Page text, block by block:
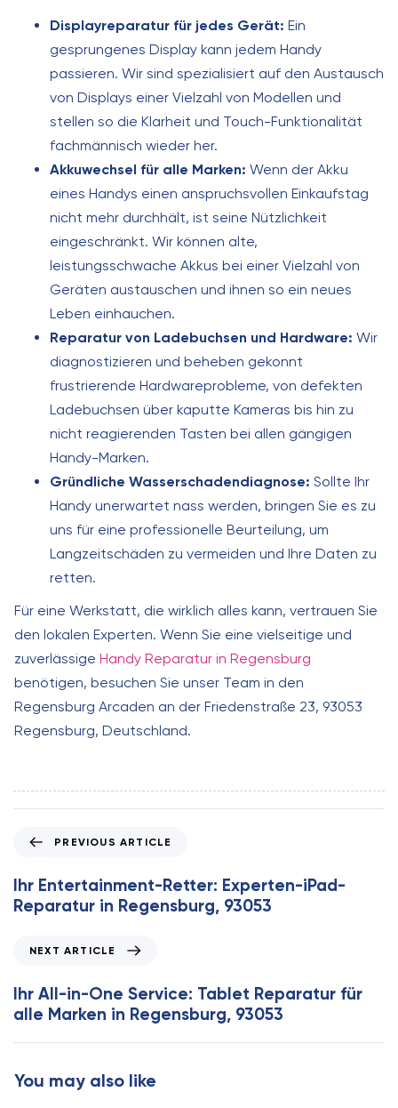
Displayreparatur für jedes Gerät: Ein
gesprungenes Display kann jedem Handy
passieren. Wir sind spezialisiert auf den Austausch
von Displays einer Vielzahl von Modellen und
stellen so die Klarheit und Touch-Funktionalität
fachmännisch wieder her.
Akkuwechsel für alle Marken: Wenn der Akku
eines Handys einen anspruchsvollen Einkaufstag
nicht mehr durchhält, ist seine Nützlichkeit
eingeschränkt. Wir können alte,
leistungsschwache Akkus bei einer Vielzahl von
Geräten austauschen und ihnen so ein neues
Leben einhauchen.
Reparatur von Ladebuchsen und Hardware: Wir
diagnostizieren und beheben gekonnt
frustrierende Hardwareprobleme, von defekten
Ladebuchsen über kaputte Kameras bis hin zu
nicht reagierenden Tasten bei allen gängigen
Handy-Marken.
Gründliche Wasserschadendiagnose: Sollte Ihr
Handy unerwartet nass werden, bringen Sie es zu
uns für eine professionelle Beurteilung, um
Langzeitschäden zu vermeiden und Ihre Daten zu
retten.
Für eine Werkstatt, die wirklich alles kann, vertrauen Sie
den lokalen Experten. Wenn Sie eine vielseitige und
zuverlässige Handy Reparatur in Regensburg
benötigen, besuchen Sie unser Team in den
Regensburg Arcaden an der Friedenstraße 23, 93053
Regensburg, Deutschland.
e
v
i
A
r
t
c
PREVIOUS ARTICLE
Ihr Entertainment-Retter: Experten-iPad-
Reparatur in Regensburg, 93053
x
t
A
r
NEXT ARTICLE
Ihr All-in-One Service: Tablet Reparatur für
alle Marken in Regensburg, 93053
You may also like